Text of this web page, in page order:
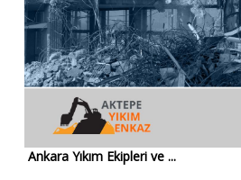
Ankara Yıkım Ekipleri ve ...